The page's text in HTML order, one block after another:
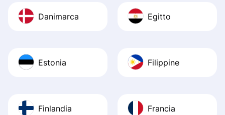
Danimarca Egitto
Estonia Filippine
Finlandia Francia